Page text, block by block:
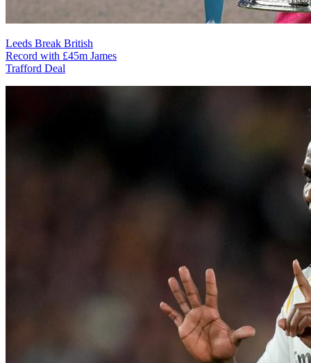
Leeds Break British
Record with £45m James
Trafford Deal